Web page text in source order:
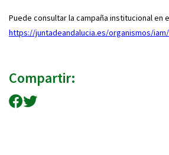
Puede consultar la campaña institucional en
https://juntadeandalucia.es/organismos/
Compartir:
Compartir en Facebook
Compartir en Twitter